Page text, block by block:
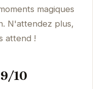
magiques
N'attendez plus,
attend !
10